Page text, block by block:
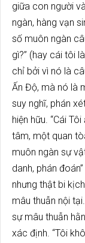
giữa con người
ngàn, hàng vạn
số muôn ngàn
gì?” (hay cái tôi
chỉ bởi vì nó là
Ấn Độ, mà nó là
suy nghĩ, phán
hiện hữu. “Cái
tâm, một quan
muôn ngàn sự
danh, phán
nhưng thật bi
mâu thuẫn nội
sự mâu thuẫn
xác định. “Tôi